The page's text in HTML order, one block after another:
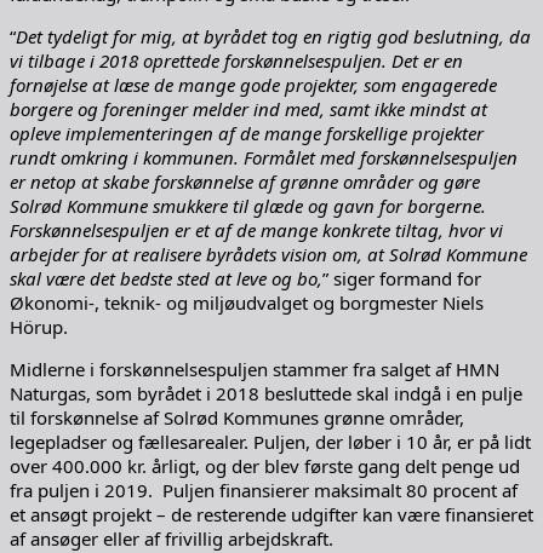
“Det tydeligt for mig, at byrådet tog en rigtig god beslutning, da
vi tilbage i 2018 oprettede forskønnelsespuljen. Det er en
fornøjelse at læse de mange gode projekter, som engagerede
borgere og foreninger melder ind med, samt ikke mindst at
opleve implementeringen af de mange forskellige projekter
rundt omkring i kommunen. Formålet med forskønnelsespuljen
er netop at skabe forskønnelse af grønne områder og gøre
Solrød Kommune smukkere til glæde og gavn for borgerne.
Forskønnelsespuljen er et af de mange konkrete tiltag, hvor vi
arbejder for at realisere byrådets vision om, at Solrød Kommune
skal være det bedste sted at leve og bo,” siger formand for
Økonomi-, teknik- og miljøudvalget og borgmester Niels
Hörup.
Midlerne i forskønnelsespuljen stammer fra salget af HMN
Naturgas, som byrådet i 2018 besluttede skal indgå i en pulje
til forskønnelse af Solrød Kommunes grønne områder,
legepladser og fællesarealer. Puljen, der løber i 10 år, er på lidt
over 400.000 kr. årligt, og der blev første gang delt penge ud
fra puljen i 2019. Puljen finansierer maksimalt 80 procent af
et ansøgt projekt – de resterende udgifter kan være finansieret
af ansøger eller af frivillig arbejdskraft.